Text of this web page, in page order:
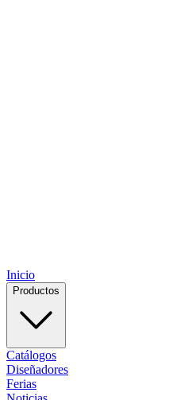
Inicio
Productos
Catálogos
Diseñadores
Ferias